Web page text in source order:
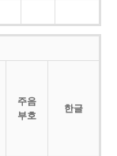
주음
부호
한글